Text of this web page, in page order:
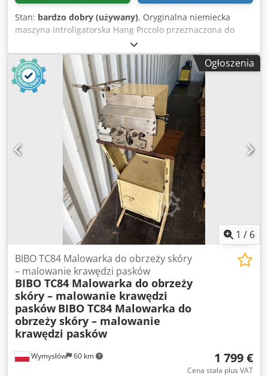
Stan: bardzo dobry (używany), Oryginalna niemiecka
maszyna introligatorska Hang Piccolo przeznaczona do
wykonywania otworów oraz montażu metalowych oczek w
papierze, kartonie i innych materiałach stosowanych w
introligatorstwie. Crsdpfx Amezgvnze Tjf Urządzenie
wyposażone jest w wygodny napęd nożny, który umożliwia
szybką i precyzyjną pracę przy zachowaniu wolnych rąk do
pozycjonowania materiału. Dane techniczne * Producent:
Hang * Model: Piccolo * Typ: prasa introligatorska /
oczkarka * Napęd: nożny (pedał) * Konstrukcja żeliwna *
Stół roboczy w komplecie * Produkcja: Niemcy
Zastosowanie * oczkowanie dokumentów, * teczek i
segregatorów, * kalendarzy, * kart zawieszek, * etykiet, *
materiałów reklamowych, * prac introligatorskich. Stan
Maszyna używana, zachowana w dobrym stanie
wizualnym. Stan widoczny na zdjęciach.
Ogłoszenia
1 / 6
Wymysłów 60 km
BIBO TC84 Malowarka do obrzeży skóry
– malowanie krawędzi pasków
BIBO TC84 Malowarka do obrzeży
skóry – malowanie krawędzi
pasków BIBO TC84 Malowarka do
obrzeży skóry – malowanie
krawędzi pasków
1 799 €
Cena stała plus VAT